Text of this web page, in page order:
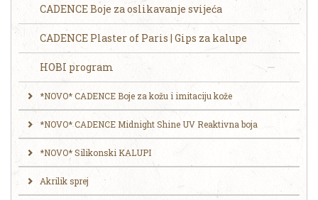
CADENCE Boje za oslikavanje svijeća
CADENCE Plaster of Paris | Gips za kalupe
HOBI program
*NOVO* CADENCE Boje za kožu i imitaciju kože
*NOVO* CADENCE Midnight Shine UV Reaktivna boja
*NOVO* Silikonski KALUPI
Akrilik sprej